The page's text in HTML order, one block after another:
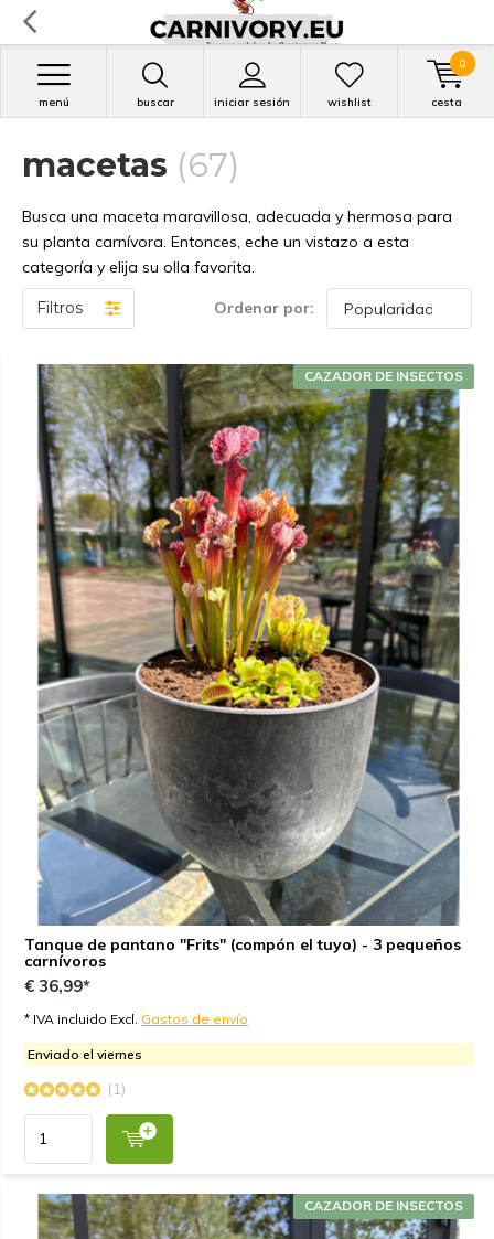
buscar iniciar sesión
menú wishlist cesta
0
macetas (67)
Busca una maceta maravillosa, adecuada y hermosa para
su planta carnívora. Entonces, eche un vistazo a esta
categoría y elija su olla favorita.
Filtros Ordenar por:
Tanque de pantano "Frits" (compón el tuyo) - 3 pequeños
carnívoros
CAZADOR DE INSECTOS
€ 36,99*
* IVA incluido Excl. Gastos de envío
Enviado el viernes
(1)
CAZADOR DE INSECTOS